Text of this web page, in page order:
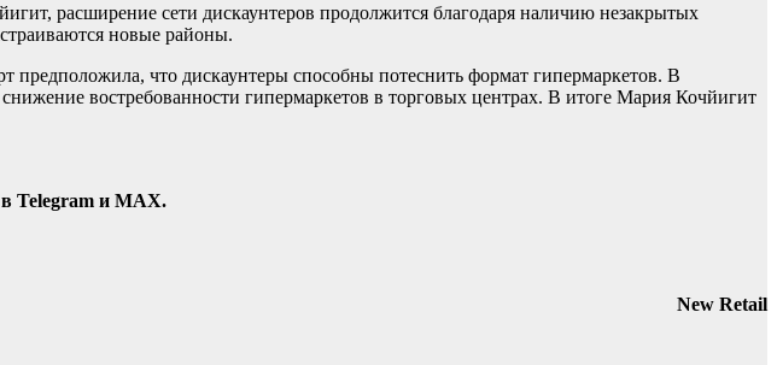
расширение сети дискаунтеров продолжится благодаря наличию незакрытых
новые районы.
предположила, что дискаунтеры способны потеснить формат гипермаркетов. В
востребованности гипермаркетов в торговых центрах. В итоге Мария Кочйигит
Telegram и MAX.
New Retail